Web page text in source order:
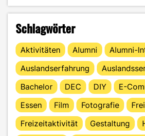
Schlagwörter
Aktivitäten Alumni
Alumni-
Auslandserfahrung
Bachelor
DEC DIY
E-
Essen
Film Fotografie
Freizeitaktivität
Gestaltung